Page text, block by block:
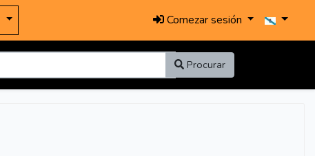
Comezar sesión
Procurar